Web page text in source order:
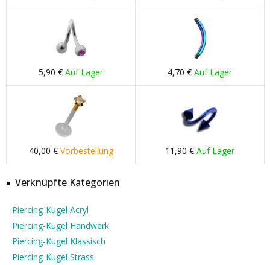
5,90 € Auf Lager 4,70 € Auf Lager
40,00 € Vorbestellung 11,90 € Auf Lager
Verknüpfte Kategorien
Piercing-Kugel Acryl
Piercing-Kugel Handwerk
Piercing-Kugel Klassisch
Piercing-Kugel Strass